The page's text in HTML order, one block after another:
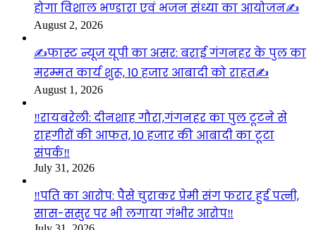
होगा विशाल भण्डारा एवं भजन संध्या का आयोजन✍️
August 2, 2026
✍️फास्ट न्यूज यूपी का असर: बराई गंगनहर के पुल का
मरम्मत कार्य शुरू, 10 हजार आबादी को राहत✍️
August 1, 2026
‼️रायबरेली: दीनशाह गौरा,गंगनहर का पुल टूटने से
राहगीरों की आफत, 10 हजार की आबादी का टूटा
संपर्क‼️
July 31, 2026
‼️पति का आरोप: पैसे चुराकर प्रेमी संग फरार हुई पत्नी,
सास-ससुर पर भी लगाया गंभीर आरोप‼️